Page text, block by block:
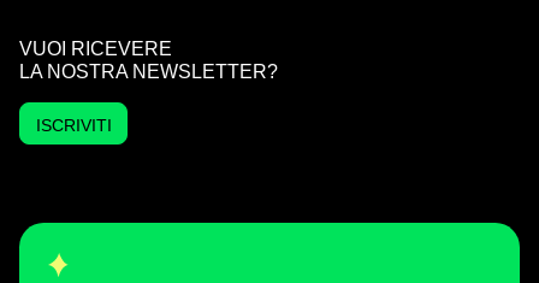
VUOI RICEVERE
LA NOSTRA NEWSLETTER?
ISCRIVITI